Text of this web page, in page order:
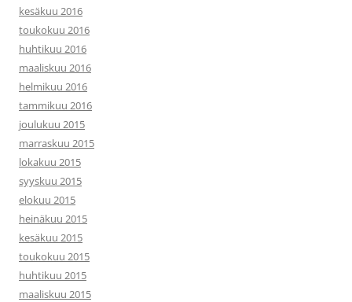
kesäkuu 2016
toukokuu 2016
huhtikuu 2016
maaliskuu 2016
helmikuu 2016
tammikuu 2016
joulukuu 2015
marraskuu 2015
lokakuu 2015
syyskuu 2015
elokuu 2015
heinäkuu 2015
kesäkuu 2015
toukokuu 2015
huhtikuu 2015
maaliskuu 2015